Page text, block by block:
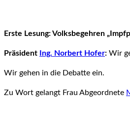
Erste Lesung: Volksbegehren
Präsident Ing. Norbert Hofer: Wir
Wir gehen in die Debatte ein.
Zu Wort gelangt Frau Abgeordnete